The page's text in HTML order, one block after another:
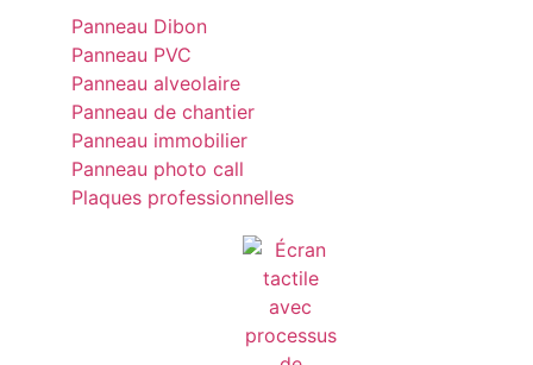
Panneau Dibon
Panneau PVC
Panneau alveolaire
Panneau de chantier
Panneau immobilier
Panneau photo call
Plaques professionnelles